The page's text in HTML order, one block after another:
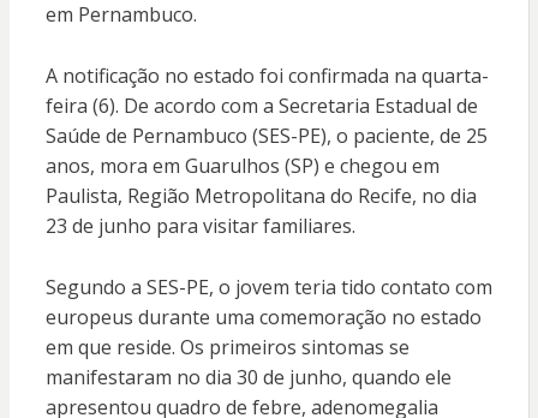
em Pernambuco.
A notificação no estado foi confirmada na quarta-
feira (6). De acordo com a Secretaria Estadual de
Saúde de Pernambuco (SES-PE), o paciente, de 25
anos, mora em Guarulhos (SP) e chegou em
Paulista, Região Metropolitana do Recife, no dia
23 de junho para visitar familiares.
Segundo a SES-PE, o jovem teria tido contato com
europeus durante uma comemoração no estado
em que reside. Os primeiros sintomas se
manifestaram no dia 30 de junho, quando ele
apresentou quadro de febre, adenomegalia